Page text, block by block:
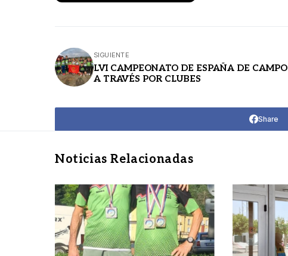
SIGUIENTE
LVI CAMPEONATO DE ESPAÑA DE CAMPO
A TRAVÉS POR CLUBES
Share
Noticias Relacionadas